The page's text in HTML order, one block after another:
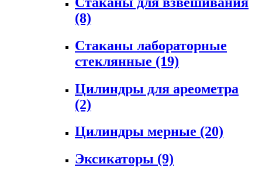
(8)
Стаканы лабораторные
стеклянные (19)
Цилиндры для ареометра
(2)
Цилиндры мерные (20)
Эксикаторы (9)